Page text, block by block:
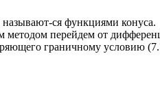
ся функциями конуса.
перейдем от
граничному условию